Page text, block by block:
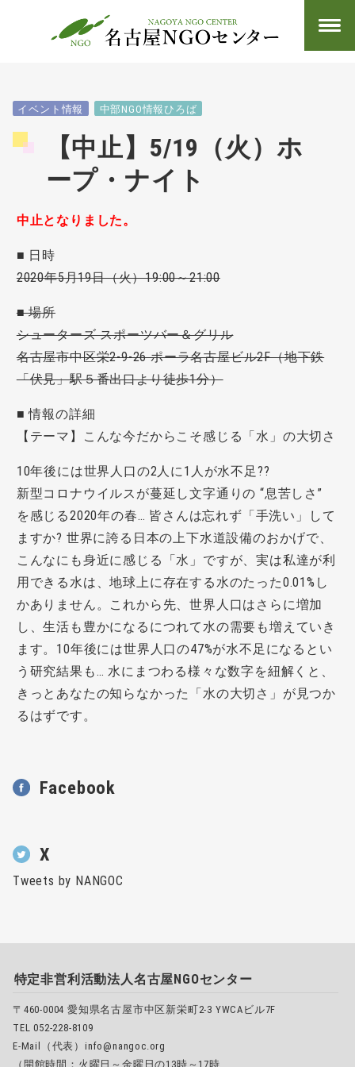
イベント情報 中部NGO情報ひろば
【中止】5/19（火）ホ
ープ・ナイト
中止となりました。
■ 日時
2020年5月19日（火）19:00～21:00
■ 場所
シューターズ スポーツバー＆グリル
名古屋市中区栄2-9-26 ポーラ名古屋ビル2F（地下鉄
「伏見」駅５番出口より徒歩1分）
■ 情報の詳細
【テーマ】こんな今だからこそ感じる「水」の大切さ
10年後には世界人口の2人に1人が水不足??
新型コロナウイルスが蔓延し文字通りの “息苦しさ”
を感じる2020年の春… 皆さんは忘れず「手洗い」して
ますか? 世界に誇る日本の上下水道設備のおかげで、
こんなにも身近に感じる「水」ですが、実は私達が利
用できる水は、地球上に存在する水のたった0.01%し
かありません。これから先、世界人口はさらに増加
し、生活も豊かになるにつれて水の需要も増えていき
ます。10年後には世界人口の47%が水不足になるとい
う研究結果も… 水にまつわる様々な数字を紐解くと、
きっとあなたの知らなかった「水の大切さ」が見つか
るはずです。
Facebook
X
Tweets by NANGOC
特定非営利活動法人名古屋NGOセンター
〒460-0004 愛知県名古屋市中区新栄町2-3 YWCAビル7F
TEL 052-228-8109
E-Mail（代表）info@nangoc.org
（開館時間：火曜日～金曜日の13時～17時